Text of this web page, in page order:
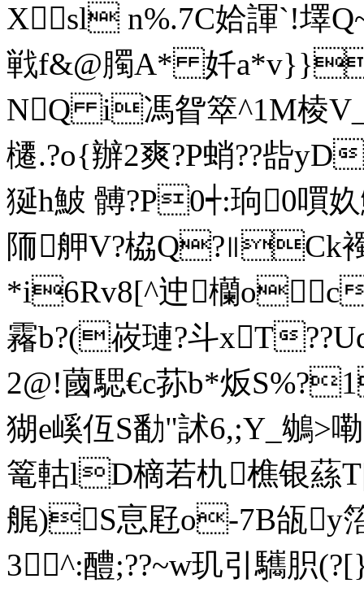
Xsl n%.7C姶諢`!墿
戦f&@臅A* 奷a*v}}
NQ i馮眢箤^1M棱
櫏.?o{辦2爽?P蛸??啙yD
狿h鮍 髆?P0┽:珦0嘪奺
陑舺V?栛Q?∥Ck
*i6Rv8[^迚欗oc
霿b?(峳璉?斗xT
2@!蔮騦€c荪b*炍
猢e嵠仾S勫"訹6,;Y_鴢>
篭軲lD樀若朹樵银蕬
艉)S恴屘o-7B瓵y箈
3^:醴;??~w玑引驨胑(?[}